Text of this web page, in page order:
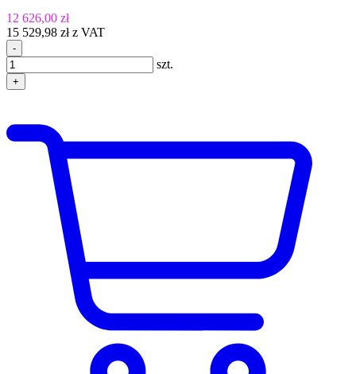
12 626,00 zł
15 529,98 zł z VAT
-
szt.
+